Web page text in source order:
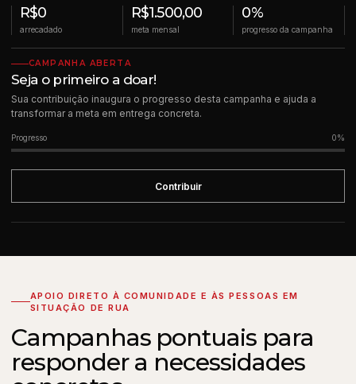
R$0
arrecadado
R$1.500,00
meta mensal
0%
progresso da campanha
CAMPANHA ABERTA
Seja o primeiro a doar!
Sua contribuição inaugura o progresso desta campanha e ajuda a
transformar a meta em entrega concreta.
Progresso 0%
Contribuir
APOIO DIRETO À COMUNIDADE E ÀS PESSOAS EM
SITUAÇÃO DE RUA
Campanhas pontuais para
responder a necessidades